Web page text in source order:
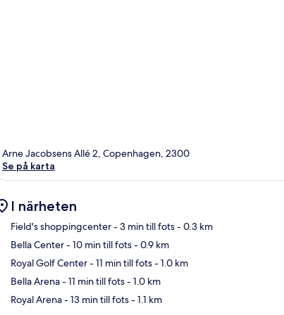
Arne Jacobsens Allé 2, Copenhagen, 2300
Se på karta
I närheten
Field's shoppingcenter- 3 min till fots- 0.3 km
Bella Center- 10 min till fots- 0.9 km
Royal Golf Center- 11 min till fots- 1.0 km
Bella Arena- 11 min till fots- 1.0 km
Royal Arena- 13 min till fots- 1.1 km